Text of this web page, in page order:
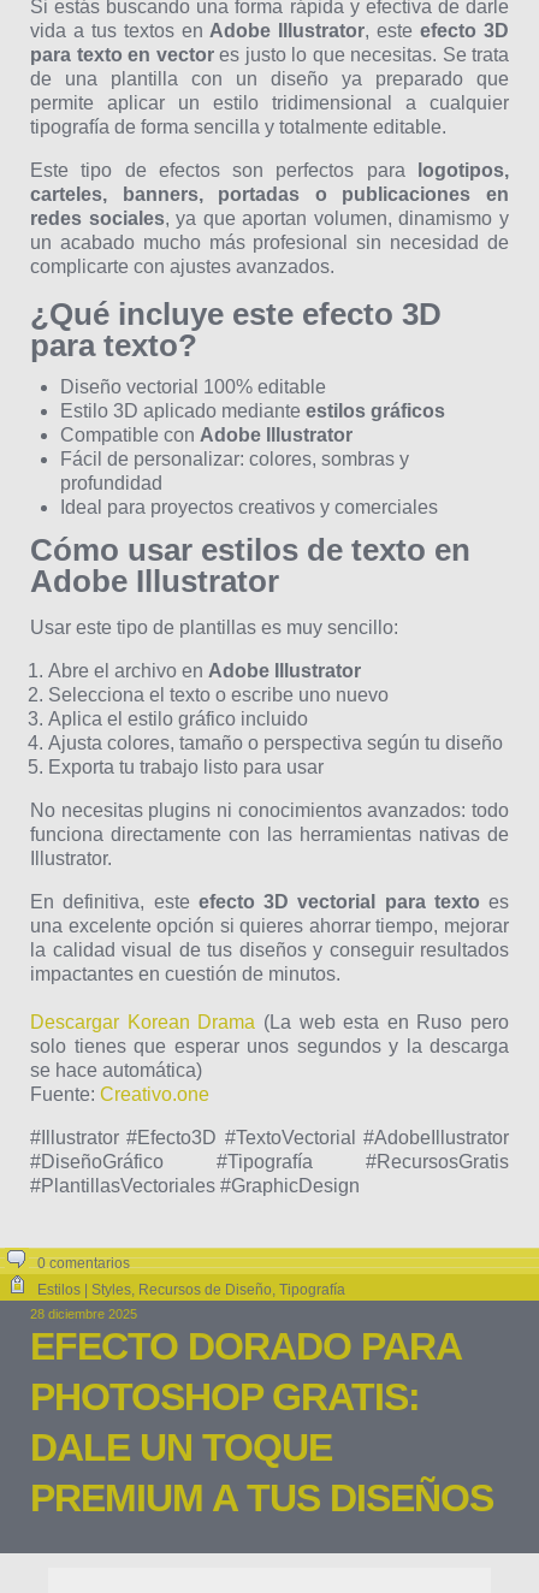
Si estás buscando una forma rápida y efectiva de darle
vida a tus textos en Adobe Illustrator, esteefecto 3D
para texto en vectores justo lo que necesitas. Se trata
de una plantilla con un diseño ya preparado que
permite aplicar un estilo tridimensional a cualquier
tipografía de forma sencilla y totalmente editable.
Este tipo de efectos son perfectos para
logotipos,
carteles, banners, portadas o publicaciones en
redes sociales, ya que aportan volumen, dinamismo y
un acabado mucho más profesional sin necesidad de
complicarte con ajustes avanzados.
¿Qué incluye este efecto 3D
para texto?
Diseño vectorial 100% editable
Estilo 3D aplicado mediante estilos gráficos
Compatible con Adobe Illustrator
Fácil de personalizar: colores, sombras y
profundidad
Ideal para proyectos creativos y comerciales
Cómo usar estilos de texto en
Adobe Illustrator
Usar este tipo de plantillas es muy sencillo:
Abre el archivo en Adobe Illustrator
Selecciona el texto o escribe uno nuevo
Aplica el estilo gráfico incluido
Ajusta colores, tamaño o perspectiva según tu diseño
Exporta tu trabajo listo para usar
No necesitas plugins ni conocimientos avanzados: todo
funciona directamente con las herramientas nativas de
Illustrator.
En definitiva, este efecto 3D vectorial para texto es
una excelente opción si quieres ahorrar tiempo, mejorar
la calidad visual de tus diseños y conseguir resultados
impactantes en cuestión de minutos.
Descargar Korean Drama (La web esta en Ruso pero
solo tienes que esperar unos segundos y la descarga
se hace automática)
Fuente: Creativo.one
#Illustrator #Efecto3D #TextoVectorial #AdobeIllustrator
#DiseñoGráfico #Tipografía #RecursosGratis
#PlantillasVectoriales #GraphicDesign
0 comentarios
Estilos | Styles, Recursos de Diseño, Tipografía
28 diciembre 2025
EFECTO DORADO PARA
PHOTOSHOP GRATIS:
DALE UN TOQUE
PREMIUM A TUS DISEÑOS